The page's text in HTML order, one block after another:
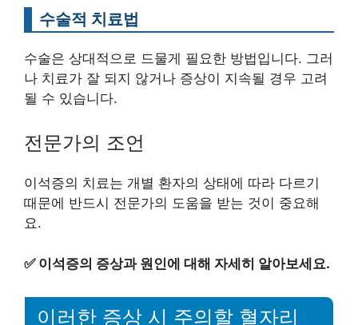
수술적 치료법
수술은 상대적으로 드물게 필요한 방법입니다. 그러
나 치료가 잘 되지 않거나 증상이 지속될 경우 고려
될 수 있습니다.
전문가의 조언
이석증의 치료는 개별 환자의 상태에 따라 다르기
때문에 반드시 전문가의 도움을 받는 것이 중요해
요.
✅ 이석증의 증상과 원인에 대해 자세히 알아보세요.
이러한 증상 시 주의할 혈자리